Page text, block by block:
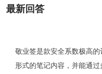
最新回答
敬业签是款安全系数极高
形式的笔记内容，并能通